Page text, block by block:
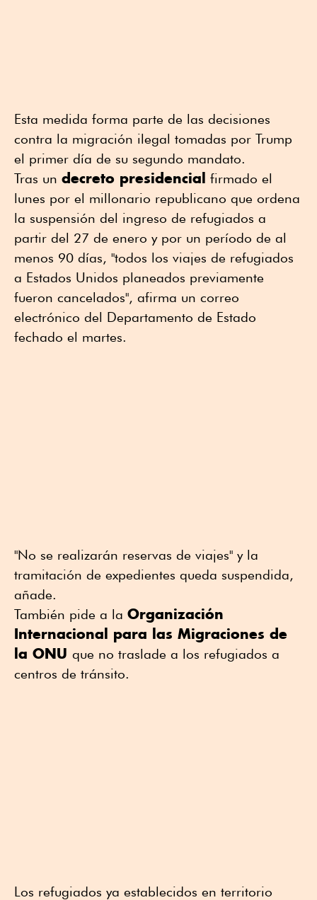
Esta medida forma parte de las decisiones
contra la migración ilegal tomadas por Trump
el primer día de su segundo mandato.
Tras un decreto presidencial firmado el
lunes por el millonario republicano que ordena
la suspensión del ingreso de refugiados a
partir del 27 de enero y por un período de al
menos 90 días, "todos los viajes de refugiados
a Estados Unidos planeados previamente
fueron cancelados", afirma un correo
electrónico del Departamento de Estado
fechado el martes.
"No se realizarán reservas de viajes" y la
tramitación de expedientes queda suspendida,
añade.
También pide a la Organización
Internacional para las Migraciones de
la ONU que no traslade a los refugiados a
centros de tránsito.
Los refugiados ya establecidos en territorio